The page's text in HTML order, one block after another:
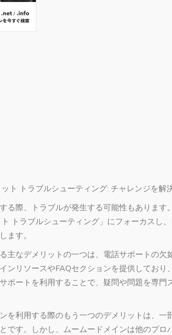
ト トラブルシューティング: チャレンジを解
る際、トラブルが発生する可能性もあります
トラブルシューティング」にフォーカスし
ます。
主なデメリットの一つは、電話サポートの欠
ンリソースやFAQセクションを提供しており
ポートを利用することで、疑問や問題を専門
を利用する際のもう一つのデメリットは、一
です。しかし、ムームードメインは他のプロ